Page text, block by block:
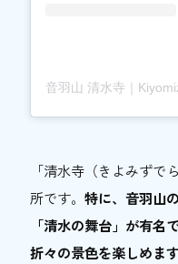
「清水寺（きよみずで
所です。 特に、音羽山
「清水の舞台」が有
折々の景色を楽しめます